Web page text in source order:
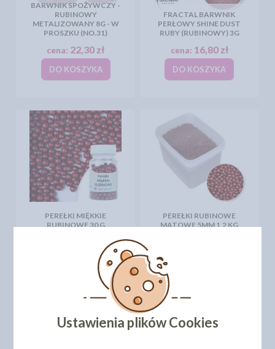
BARWNIK SPOŻYWCZY -
RUBINOWY
METALIZOWANY 8G - W
PROSZKU (NO.31)
cena: 22,30 zł
DO KOSZYKA
FRACTAL BARWNIK
PERŁOWY SHINE DUST
RUBY (RUBINOWY) 3G
cena: 16,80 zł
DO KOSZYKA
PEREŁKI MIĘKKIE
RUBINOWE 30 G
DO KOSZYKA
PEREŁKI RUBINOWE
MATOWE 5MM 1,2 KG
Ustawienia plików Cookies